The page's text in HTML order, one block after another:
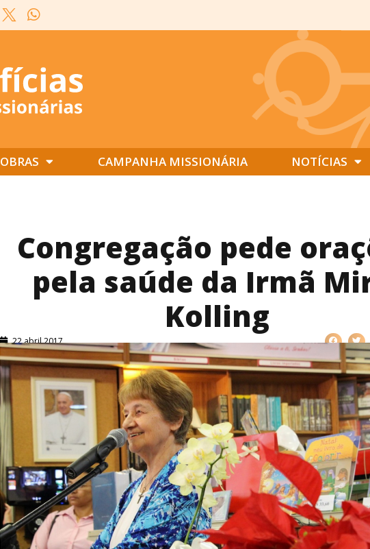
OBRAS CAMPANHA MISSIONÁRIA NOTÍCIAS
Congregação pede
pela saúde da Irmã
Kolling
22 abril 2017